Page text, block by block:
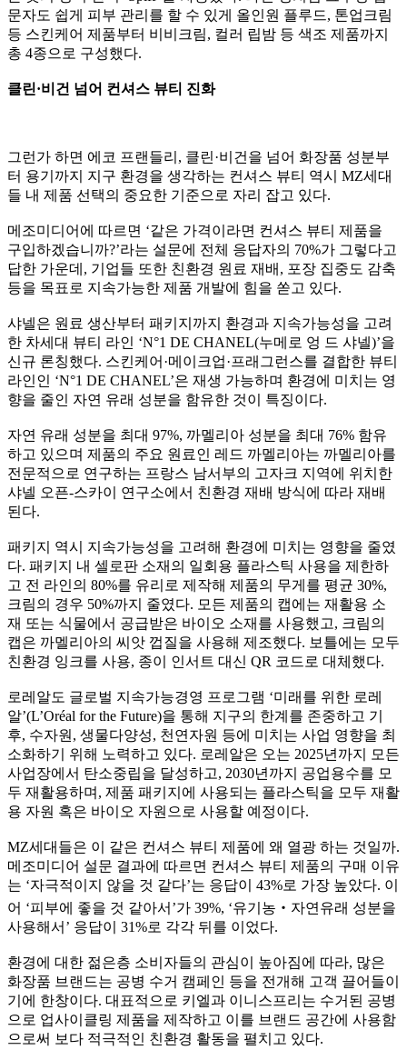
문자도 쉽게 피부 관리를 할 수 있게 올인원 플루드, 톤업크림
등 스킨케어 제품부터 비비크림, 컬러 립밤 등 색조 제품까지
총 4종으로 구성했다.
클린·비건 넘어 컨셔스 뷰티 진화
그런가 하면 에코 프랜들리 , 클린·비건을 넘어 화장품 성분부
터 용기까지 지구 환경을 생각하는 컨셔스 뷰티 역시 MZ세대
들 내 제품 선택의 중요한 기준으로 자리 잡고 있다.
메조미디어에 따르면 ‘같은 가격이라면 컨셔스 뷰티 제품을
구입하겠습니까?’라는 설문에 전체 응답자의 70%가 그렇다고
답한 가운데 , 기업들 또한 친환경 원료 재배 , 포장 집중도 감축
등을 목표로 지속가능한 제품 개발에 힘을 쏟고 있다.
샤넬은 원료 생산부터 패키지까지 환경과 지속가능성을 고려
한 차세대 뷰티 라인 ‘N°1 DE CHANEL(누메로 엉 드 샤넬)’을
신규 론칭했다. 스킨케어 ·메이크업·프래그런스를 결합한 뷰티
라인인 ‘N°1 DE CHANEL’은 재생 가능하며 환경에 미치는 영
향을 줄인 자연 유래 성분을 함유한 것이 특징이다.
자연 유래 성분을 최대 97%, 까멜리아 성분을 최대 76% 함유
하고 있으며 제품의 주요 원료인 레드 까멜리아는 까멜리아를
전문적으로 연구하는 프랑스 남서부의 고자크 지역에 위치한
샤넬 오픈-스카이 연구소에서 친환경 재배 방식에 따라 재배
된다.
패키지 역시 지속가능성을 고려해 환경에 미치는 영향을 줄였
다. 패키지 내 셀로판 소재의 일회용 플라스틱 사용을 제한하
고 전 라인의 80%를 유리로 제작해 제품의 무게를 평균 30%,
크림의 경우 50%까지 줄였다. 모든 제품의 캡에는 재활용 소
재 또는 식물에서 공급받은 바이오 소재를 사용했고, 크림의
캡은 까멜리아의 씨앗 껍질을 사용해 제조했다. 보틀에는 모두
친환경 잉크를 사용, 종이 인서트 대신 QR 코드로 대체했다.
로레알도 글로벌 지속가능경영 프로그램 ‘미래를 위한 로레
알’(L’Oréal for the Future)을 통해 지구의 한계를 존중하고 기
후, 수자원 , 생물다양성, 천연자원 등에 미치는 사업 영향을 최
소화하기 위해 노력하고 있다. 로레알은 오는 2025년까지 모든
사업장에서 탄소중립을 달성하고, 2030년까지 공업용수를 모
두 재활용하며 , 제품 패키지에 사용되는 플라스틱을 모두 재활
용 자원 혹은 바이오 자원으로 사용할 예정이다.
MZ세대들은 이 같은 컨셔스 뷰티 제품에 왜 열광 하는 것일까.
메조미디어 설문 결과에 따르면 컨셔스 뷰티 제품의 구매 이유
는 ‘자극적이지 않을 것 같다’는 응답이 43%로 가장 높았다. 이
어 ‘피부에 좋을 것 같아서 ’가 39%, ‘유기농 ‧ 자연유래 성분을
사용해서 ’ 응답이 31%로 각각 뒤를 이었다.
환경에 대한 젊은층 소비자들의 관심이 높아짐에 따라, 많은
화장품 브랜드는 공병 수거 캠페인 등을 전개해 고객 끌어들이
기에 한창이다. 대표적으로 키엘과 이니스프리는 수거된 공병
으로 업사이클링 제품을 제작하고 이를 브랜드 공간에 사용함
으로써 보다 적극적인 친환경 활동을 펼치고 있다.